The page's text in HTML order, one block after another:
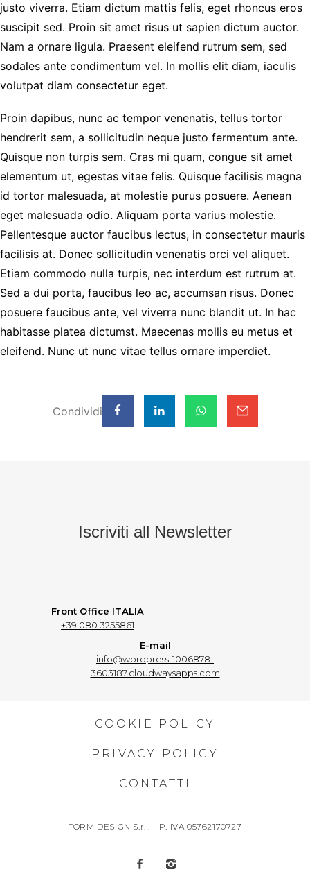
justo viverra. Etiam dictum mattis felis, eget rhoncus eros
suscipit sed. Proin sit amet risus ut sapien dictum auctor.
Nam a ornare ligula. Praesent eleifend rutrum sem, sed
sodales ante condimentum vel. In mollis elit diam, iaculis
volutpat diam consectetur eget.
Proin dapibus, nunc ac tempor venenatis, tellus tortor
hendrerit sem, a sollicitudin neque justo fermentum ante.
Quisque non turpis sem. Cras mi quam, congue sit amet
elementum ut, egestas vitae felis. Quisque facilisis magna
id tortor malesuada, at molestie purus posuere. Aenean
eget malesuada odio. Aliquam porta varius molestie.
Pellentesque auctor faucibus lectus, in consectetur mauris
facilisis at. Donec sollicitudin venenatis orci vel aliquet.
Etiam commodo nulla turpis, nec interdum est rutrum at.
Sed a dui porta, faucibus leo ac, accumsan risus. Donec
posuere faucibus ante, vel viverra nunc blandit ut. In hac
habitasse platea dictumst. Maecenas mollis eu metus et
eleifend. Nunc ut nunc vitae tellus ornare imperdiet.
Condividi
Iscriviti all Newsletter
Front Office ITALIA
+39 080 3255861
E-mail
info@wordpress-1006878-
3603187.cloudwaysapps.com
COOKIE POLICY
PRIVACY POLICY
CONTATTI
FORM DESIGN S.r.l. - P. IVA 05762170727